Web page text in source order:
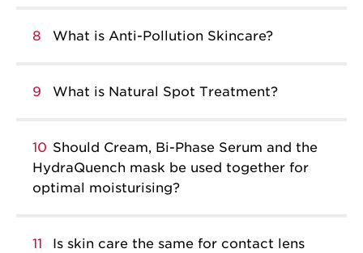
8 What is Anti-Pollution Skincare?
9 What is Natural Spot Treatment?
10 Should Cream, Bi-Phase Serum and the
HydraQuench mask be used together for
optimal moisturising?
11
Is skin care the same for contact lens